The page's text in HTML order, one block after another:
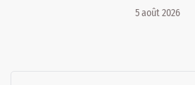
5 août 2026